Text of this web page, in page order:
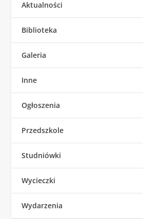
Aktualności
Biblioteka
Galeria
Inne
Ogłoszenia
Przedszkole
Studniówki
Wycieczki
Wydarzenia